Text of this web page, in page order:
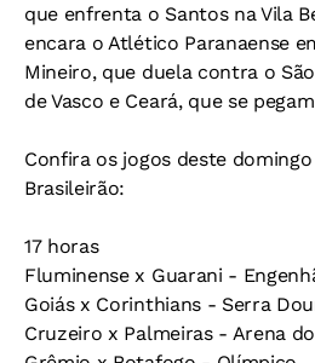
que enfrenta o Santos na Vila
encara o Atlético Paranaense
Mineiro, que duela contra o
de Vasco e Ceará, que se
Confira os jogos deste
Brasileirão:
17 horas
Fluminense x Guarani -
Goiás x Corinthians - Serra
Cruzeiro x Palmeiras - Arena